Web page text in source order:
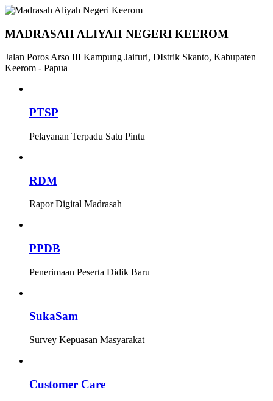
MADRASAH ALIYAH NEGERI KEEROM
Jalan Poros Arso III Kampung Jaifuri, DIstrik Skanto, Kabupaten
Keerom - Papua
PTSP
Pelayanan Terpadu Satu Pintu
RDM
Rapor Digital Madrasah
PPDB
Penerimaan Peserta Didik Baru
SukaSam
Survey Kepuasan Masyarakat
Customer Care